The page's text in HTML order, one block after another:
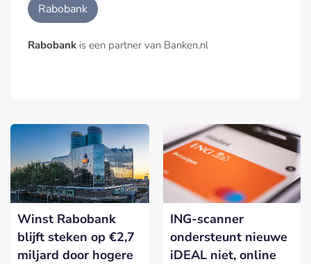
Rabobank
Rabobank is een partner van Banken.nl
Winst Rabobank
blijft steken op €2,7
miljard door hogere
ING-scanner
ondersteunt nieuwe
iDEAL niet, online